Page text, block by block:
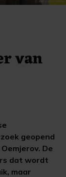
van
geopend
De
dat wordt
maar